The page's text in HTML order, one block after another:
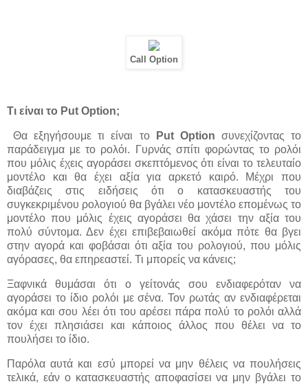
Call Option
Τι είναι το Put Option;
Θα εξηγήσουμε τι είναι το Put Option συνεχίζοντας το
παράδειγμα με το ρολόι. Γυρνάς σπίτι φορώντας το ρολόι
που μόλις έχεις αγοράσει σκεπτόμενος ότι είναι το τελευταίο
μοντέλο και θα έχει αξία για αρκετό καιρό. Μέχρι που
διαβάζεις στις ειδήσεις ότι ο κατασκευαστής του
συγκεκριμένου ρολογιού θα βγάλει νέο μοντέλο επομένως το
μοντέλο που μόλις έχεις αγοράσει θα χάσει την αξία του
πολύ σύντομα. Δεν έχει επιβεβαιωθεί ακόμα πότε θα βγει
στην αγορά και φοβάσαι ότι αξία του ρολογιού, που μόλις
αγόρασες, θα επηρεαστεί. Τι μπορείς να κάνεις;
Ξαφνικά θυμάσαι ότι ο γείτονάς σου ενδιαφερόταν να
αγοράσει το ίδιο ρολόι με σένα. Τον ρωτάς αν ενδιαφέρεται
ακόμα και σου λέει ότι του αρέσει πάρα πολύ το ρολόι αλλά
τον έχει πλησιάσει και κάποιος άλλος που θέλει να το
πουλήσει το ίδιο.
Παρόλα αυτά και εσύ μπορεί να μην θέλεις να πουλήσεις
τελικά, εάν ο κατασκευαστής αποφασίσει να μην βγάλει το